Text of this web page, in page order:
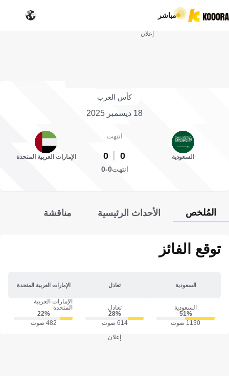
مباشر
إعلان
كأس العرب
18 ديسمبر 2025
السعودية
انتهت
0
0 الإمارات العربية المتحدة
انتهت0-0
المُلخص الأحداث الرئيسية مناقشة
توقع الفائز
السعودية تعادل الإمارات العربية المتحدة
السعودية
51‎%‎
1130 صوت
تعادل
28‎%‎
614 صوت
الإمارات العربية
المتحدة
22‎%‎
482 صوت
إعلان